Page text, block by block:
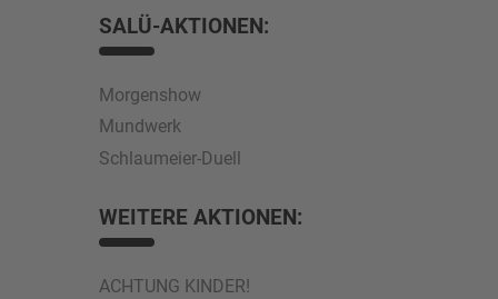
SALÜ-AKTIONEN:
Morgenshow
Mundwerk
Schlaumeier-Duell
WEITERE AKTIONEN:
ACHTUNG KINDER!